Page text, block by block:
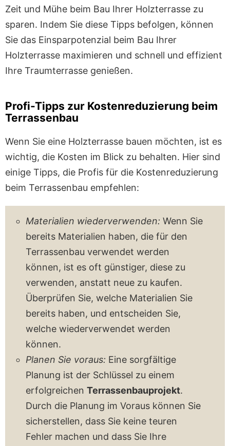
Zeit und Mühe beim Bau Ihrer Holzterrasse zu
sparen. Indem Sie diese Tipps befolgen, können
Sie das Einsparpotenzial beim Bau Ihrer
Holzterrasse maximieren und schnell und effizient
Ihre Traumterrasse genießen.
Profi-Tipps zur Kostenreduzierung beim
Terrassenbau
Wenn Sie eine Holzterrasse bauen möchten, ist es
wichtig, die Kosten im Blick zu behalten. Hier sind
einige Tipps, die Profis für die Kostenreduzierung
beim Terrassenbau empfehlen:
Materialien wiederverwenden: Wenn Sie
bereits Materialien haben, die für den
Terrassenbau verwendet werden
können, ist es oft günstiger, diese zu
verwenden, anstatt neue zu kaufen.
Überprüfen Sie, welche Materialien Sie
bereits haben, und entscheiden Sie,
welche wiederverwendet werden
können.
Planen Sie voraus: Eine sorgfältige
Planung ist der Schlüssel zu einem
erfolgreichen Terrassenbauprojekt.
Durch die Planung im Voraus können Sie
sicherstellen, dass Sie keine teuren
Fehler machen und dass Sie Ihre